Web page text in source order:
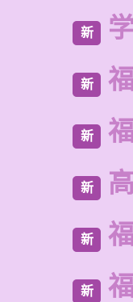
新
新
新
新
新
新